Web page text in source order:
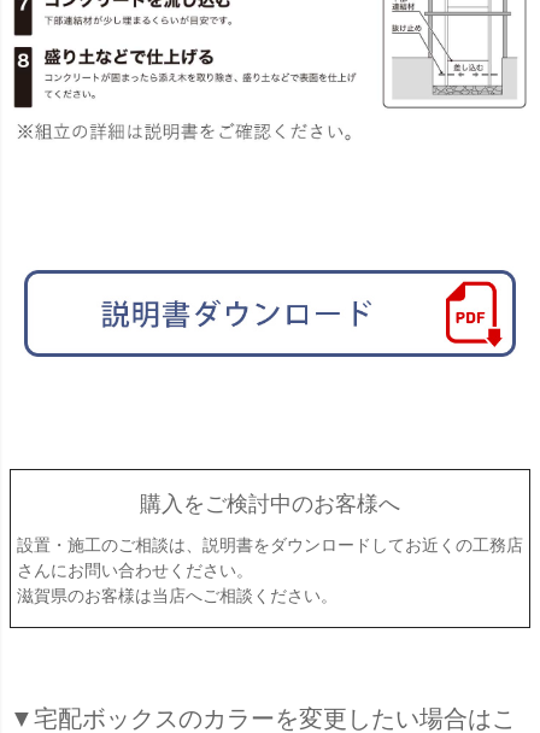
購入をご検討中のお客様へ
設置・施工のご相談は、説明書をダウンロードしてお近くの工務店
さんにお問い合わせください。
滋賀県のお客様は当店へご相談ください。
▼宅配ボックスのカラーを変更したい場合はこ